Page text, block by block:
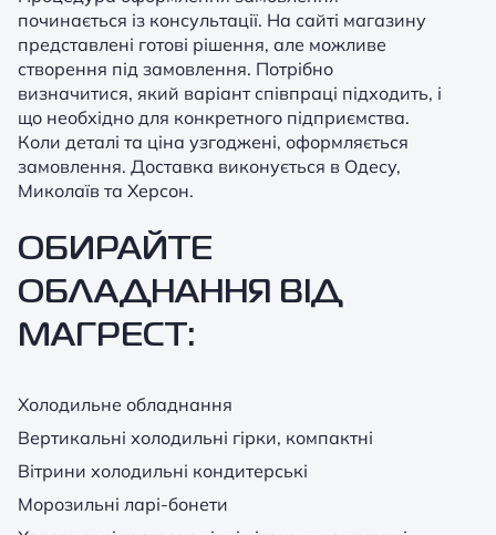
починається із консультації. На сайті магазину
представлені готові рішення, але можливе
створення під замовлення. Потрібно
визначитися, який варіант співпраці підходить, і
що необхідно для конкретного підприємства.
Коли деталі та ціна узгоджені, оформляється
замовлення. Доставка виконується в Одесу,
Миколаїв та Херсон.
ОБИРАЙТЕ
ОБЛАДНАННЯ ВІД
МАГРЕСТ:
Холодильне обладнання
Вертикальні холодильні гірки, компактні
Вітрини холодильні кондитерські
Морозильні ларі-бонети